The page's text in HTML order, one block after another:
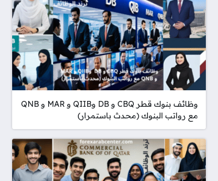
وظائف بنوك قطر CBQ و DB وQIIB و MAR و QNB
مع رواتب البنوك (محدث باستمرار)